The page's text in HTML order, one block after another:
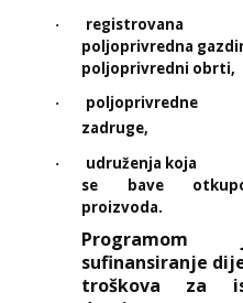
·
registrovana
poljoprivredna
poljoprivredni obrti,
·
poljoprivredne
zadruge,
·
udruženja koja
se bave
proizvoda.
Programom
sufinansiranje
troškova za